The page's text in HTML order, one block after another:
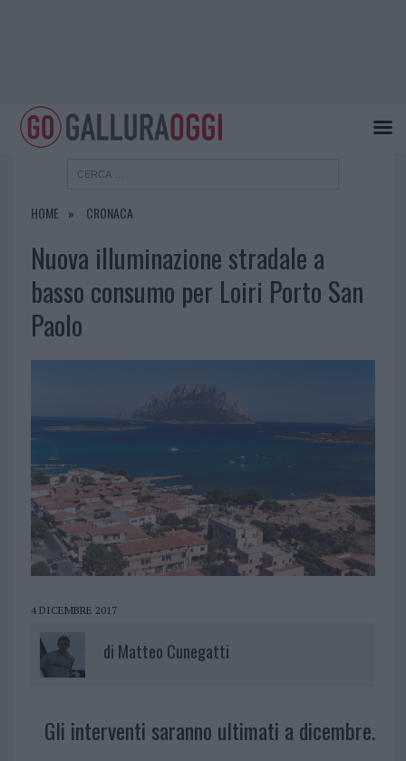
HOME CRONACA
Nuova illuminazione stradale a
basso consumo per Loiri Porto San
Paolo
4 DICEMBRE 2017
di Matteo Cunegatti
Gli interventi saranno ultimati a dicembre.